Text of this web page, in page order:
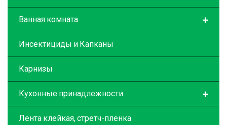
+
Ванная комната
Инсектициды и Капканы
Карнизы
+
Кухонные принадлежности
Лента клейкая, стретч-пленка